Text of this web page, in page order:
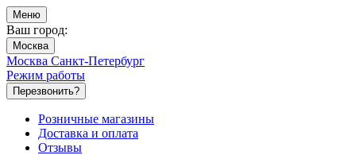
Меню
Ваш город:
Москва
Москва Санкт-Петербург
Режим работы
Перезвонить?
Розничные магазины
Доставка и оплата
Отзывы